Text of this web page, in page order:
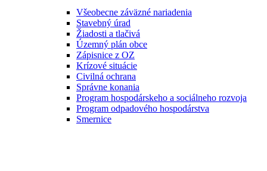
Všeobecne záväzné nariadenia
Stavebný úrad
Žiadosti a tlačivá
Územný plán obce
Zápisnice z OZ
Krízové situácie
Civilná ochrana
Správne konania
Program hospodárskeho a sociálneho rozvoja
Program odpadového hospodárstva
Smernice